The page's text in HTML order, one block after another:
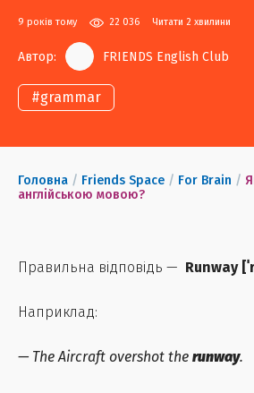
9 років тому 22 036 Читати 2 хвилини
Автор: FRIENDS English Club
#grammar
Головна / Friends Space / For Brain /
англійською мовою?
Правильна відповідь — Runway [
Наприклад:
— The Aircraft overshot the runway.